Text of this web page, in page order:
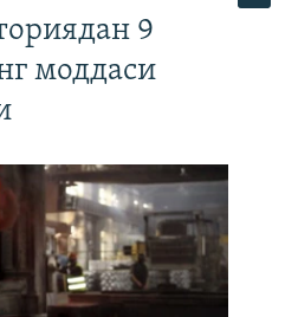
9
моддаси